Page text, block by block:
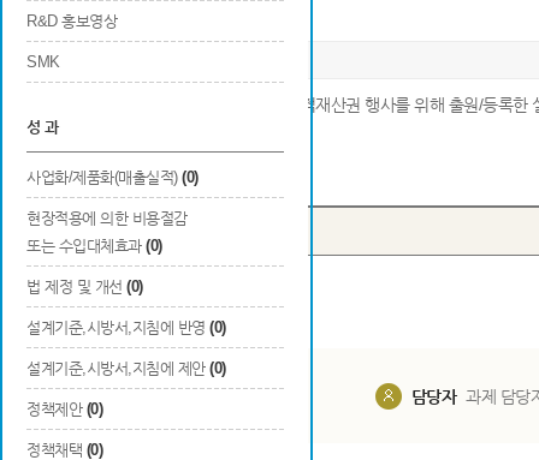
R&D 홍보영상
SMK
성 과
사업화/제품화(매출실적) (0)
현장적용에 의한 비용절감
또는 수입대체효과 (0)
법 제정 및 개선 (0)
설계기준,시방서,지침에 반영 (0)
설계기준,시방서,지침에 제안 (0)
정책제안 (0)
정책채택 (0)
실용신안
※ 연구개발 결과에 대해 국내 및 국외에서 지적재산권 행사를 위해 출원/등록한
Total0건
번호 출원국
담당자 과제 담당